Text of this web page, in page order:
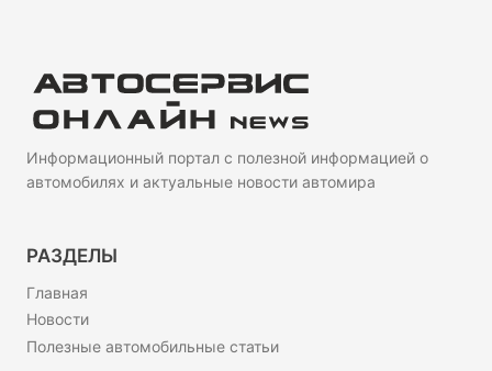
Информационный портал с полезной информацией о
автомобилях и актуальные новости автомира
РАЗДЕЛЫ
Главная
Новости
Полезные автомобильные статьи